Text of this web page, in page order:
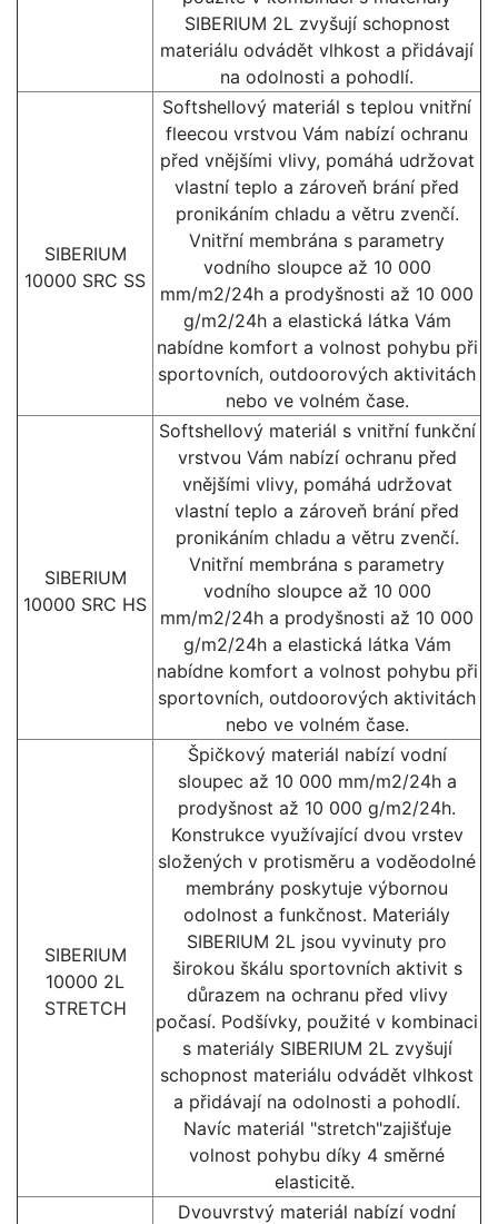
SIBERIUM 2L zvyšují schopnost
materiálu odvádět vlhkost a přidávají
na odolnosti a pohodlí.
SIBERIUM
10000 SRC SS
Softshellový materiál s teplou vnitřní
fleecou vrstvou Vám nabízí ochranu
před vnějšími vlivy, pomáhá udržovat
vlastní teplo a zároveň brání před
pronikáním chladu a větru zvenčí.
Vnitřní membrána s parametry
vodního sloupce až 10 000
mm/m2/24h a prodyšnosti až 10 000
g/m2/24h a elastická látka Vám
nabídne komfort a volnost pohybu při
sportovních, outdoorových aktivitách
nebo ve volném čase.
SIBERIUM
10000 SRC HS
Softshellový materiál s vnitřní funkční
vrstvou Vám nabízí ochranu před
vnějšími vlivy, pomáhá udržovat
vlastní teplo a zároveň brání před
pronikáním chladu a větru zvenčí.
Vnitřní membrána s parametry
vodního sloupce až 10 000
mm/m2/24h a prodyšnosti až 10 000
g/m2/24h a elastická látka Vám
nabídne komfort a volnost pohybu při
sportovních, outdoorových aktivitách
nebo ve volném čase.
SIBERIUM
10000 2L
STRETCH
Špičkový materiál nabízí vodní
sloupec až 10 000 mm/m2/24h a
prodyšnost až 10 000 g/m2/24h.
Konstrukce využívající dvou vrstev
složených v protisměru a voděodolné
membrány poskytuje výbornou
odolnost a funkčnost. Materiály
SIBERIUM 2L jsou vyvinuty pro
širokou škálu sportovních aktivit s
důrazem na ochranu před vlivy
počasí. Podšívky, použité v kombinaci
s materiály SIBERIUM 2L zvyšují
schopnost materiálu odvádět vlhkost
a přidávají na odolnosti a pohodlí.
Navíc materiál "stretch"zajišťuje
volnost pohybu díky 4 směrné
elasticitě.
Dvouvrstvý materiál nabízí vodní